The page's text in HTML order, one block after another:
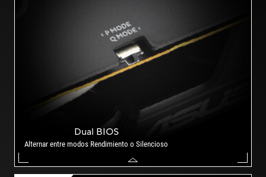
Dual BIOS
Alternar entre modos Rendimiento o Silencioso